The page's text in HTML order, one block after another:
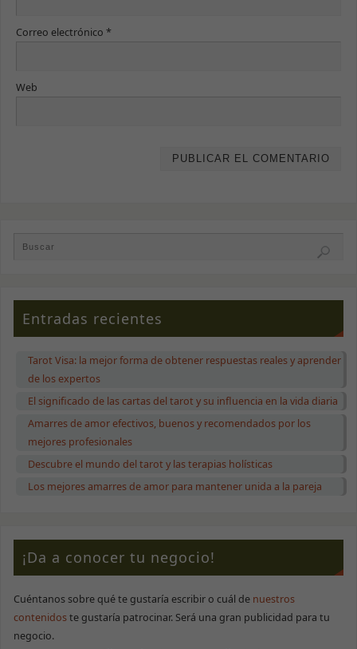
Correo electrónico *
Web
Entradas recientes
Tarot Visa: la mejor forma de obtener respuestas reales y aprender
de los expertos
El significado de las cartas del tarot y su influencia en la vida diaria
Amarres de amor efectivos, buenos y recomendados por los
mejores profesionales
Descubre el mundo del tarot y las terapias holísticas
Los mejores amarres de amor para mantener unida a la pareja
¡Da a conocer tu negocio!
Cuéntanos sobre qué te gustaría escribir o cuál de nuestros
contenidoste gustaría patrocinar. Será una gran publicidad para tu
negocio.